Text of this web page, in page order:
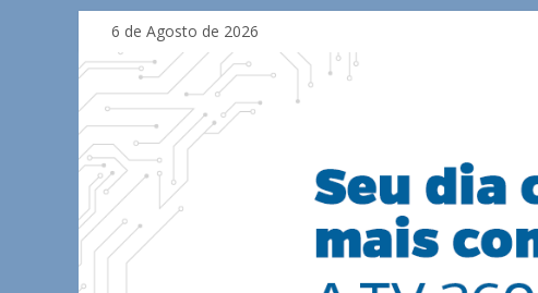
content
6 de Agosto de 2026